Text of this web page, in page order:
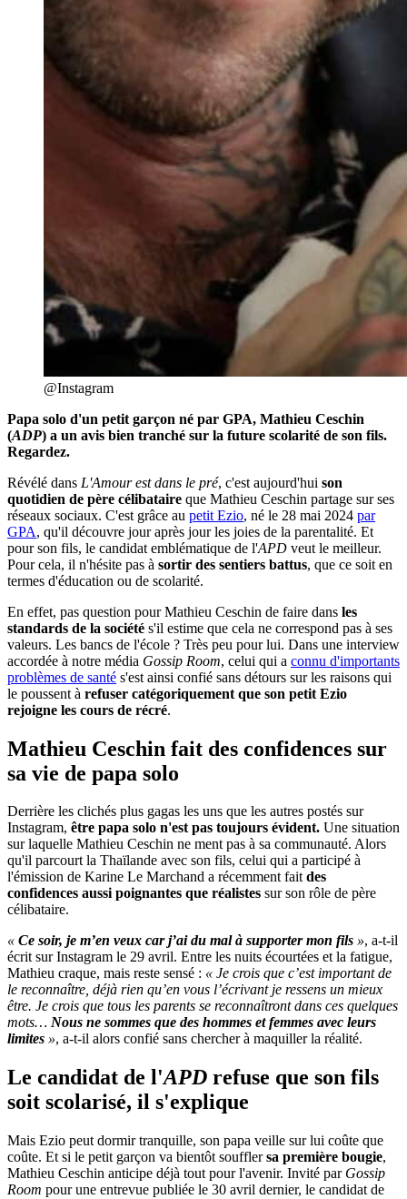
@Instagram
Papa solo d'un petit garçon né par GPA, Mathieu Ceschin
(ADP) a un avis bien tranché sur la future scolarité de son fils.
Regardez.
Révélé dans L'Amour est dans le pré, c'est aujourd'hui son
quotidien de père célibataire que Mathieu Ceschin partage sur ses
réseaux sociaux. C'est grâce au petit Ezio, né le 28 mai 2024 par
GPA, qu'il découvre jour après jour les joies de la parentalité. Et
pour son fils, le candidat emblématique de l'APD veut le meilleur.
Pour cela, il n'hésite pas à sortir des sentiers battus, que ce soit en
termes d'éducation ou de scolarité.
En effet, pas question pour Mathieu Ceschin de faire dans les
standards de la société s'il estime que cela ne correspond pas à ses
valeurs. Les bancs de l'école ? Très peu pour lui. Dans une interview
accordée à notre média Gossip Room, celui qui a connu d'importants
problèmes de santé s'est ainsi confié sans détours sur les raisons qui
le poussent à refuser catégoriquement que son petit Ezio
rejoigne les cours de récré.
Mathieu Ceschin fait des confidences sur
sa vie de papa solo
Derrière les clichés plus gagas les uns que les autres postés sur
Instagram, être papa solo n'est pas toujours évident. Une situation
sur laquelle Mathieu Ceschin ne ment pas à sa communauté. Alors
qu'il parcourt la Thaïlande avec son fils, celui qui a participé à
l'émission de Karine Le Marchand a récemment faitdes
confidences aussi poignantes que réalistes sur son rôle de père
célibataire.
« Ce soir, je m’en veux car j’ai du mal à supporter mon fils », a-t-il
écrit sur Instagram le 29 avril. Entre les nuits écourtées et la fatigue,
Mathieu craque, mais reste sensé : « Je crois que c’est important de
le reconnaître, déjà rien qu’en vous l’écrivant je ressens un mieux
être. Je crois que tous les parents se reconnaîtront dans ces quelques
mots… Nous ne sommes que des hommes et femmes avec leurs
limites », a-t-il alors confié sans chercher à maquiller la réalité.
Le candidat de l'APD refuse que son fils
soit scolarisé, il s'explique
Mais Ezio peut dormir tranquille, son papa veille sur lui coûte que
coûte. Et si le petit garçon va bientôt soufflersa première bougie,
Mathieu Ceschin anticipe déjà tout pour l'avenir. Invité parGossip
Room pour une entrevue publiée le 30 avril dernier, le candidat de